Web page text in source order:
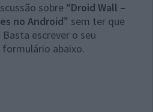
sobre “Droid Wall –
no Android” sem ter que
escrever o seu
abaixo.